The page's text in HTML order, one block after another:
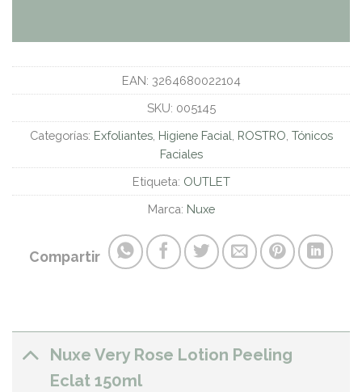
EAN: 3264680022104
SKU: 005145
Categorías: Exfoliantes, Higiene Facial ROSTRO Tónicos
Faciales
Etiqueta: OUTLET
Marca: Nuxe
Compartir
Nuxe Very Rose Lotion Peeling
Eclat 150ml